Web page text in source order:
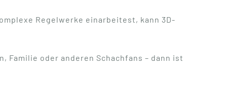
Regelwerke einarbeitest, kann 3D-
Familie oder anderen Schachfans – dann ist